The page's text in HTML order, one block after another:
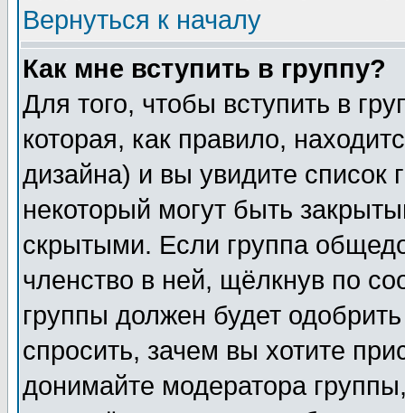
Вернуться к началу
Как мне вступить в группу?
Для того, чтобы вступить в
которая, как правило,
дизайна) и вы увидите список
некоторый могут быть
скрытыми. Если группа
членство в ней, щёлкнув по
группы должен будет
спросить, зачем вы хотите
донимайте модератора